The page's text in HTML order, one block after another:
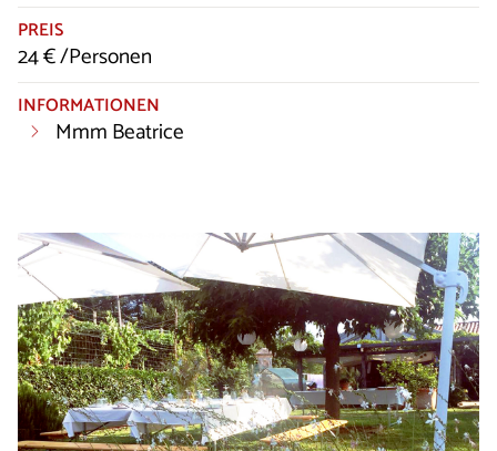
PREIS
24 € /Personen
INFORMATIONEN
Mmm Beatrice